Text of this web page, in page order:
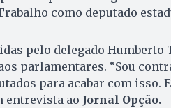
como deputado
pelo delegado Humberto
parlamentares. “Sou
para acabar com isso.
entrevista ao Jornal Opção.